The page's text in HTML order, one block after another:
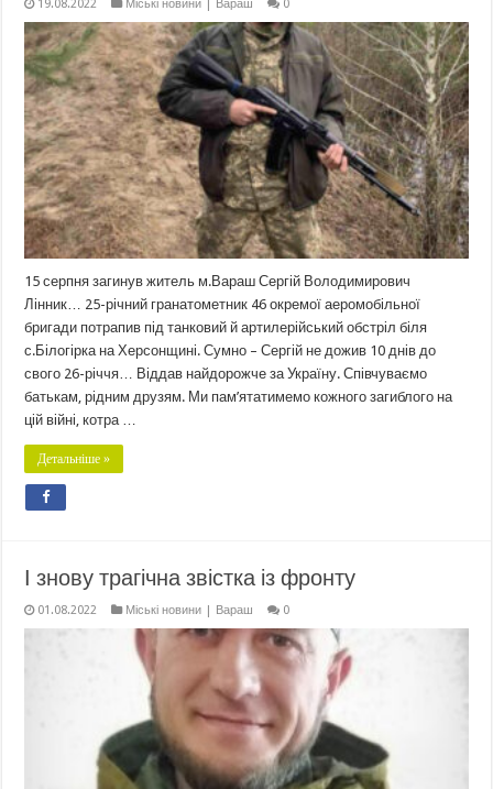
19.08.2022 Міські новини | Вараш 0
15 серпня загинув житель м.Вараш Сергій Володимирович
Лінник… 25-річний гранатометник 46 окремої аеромобільної
бригади потрапив під танковий й артилерійський обстріл біля
с.Білогірка на Херсонщині. Сумно – Сергій не дожив 10 днів до
свого 26-річчя… Віддав найдорожче за Україну. Співчуваємо
батькам, рідним друзям. Ми пам’ятатимемо кожного загиблого на
цій війні, котра …
Детальніше »
І знову трагічна звістка із фронту
01.08.2022 Міські новини | Вараш 0